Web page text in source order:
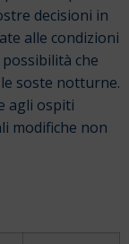
decisioni in
alle condizioni
che
soste notturne.
agli ospiti
modifiche non